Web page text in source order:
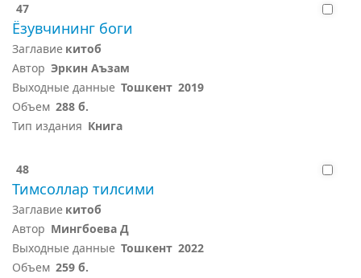
47
Ёзувчининг боги
Заглавие китоб
Автор Эркин Аъзам
Выходные данные Тошкент 2019
Объем 288 б.
Тип издания Книга
48
Тимсоллар тилсими
Заглавие китоб
Автор Мингбоева Д
Выходные данные Тошкент 2022
Объем 259 б.